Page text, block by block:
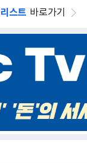
리스트 바로가기